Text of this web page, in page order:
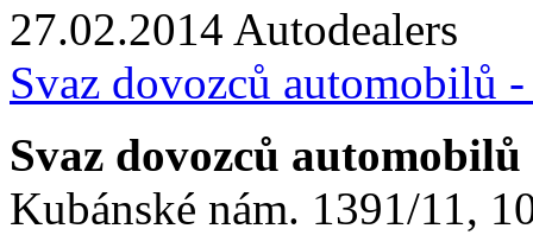
27.02.2014 Autodealers
Svaz dovozců automobilů
Svaz dovozců
Kubánské nám. 1391/11,